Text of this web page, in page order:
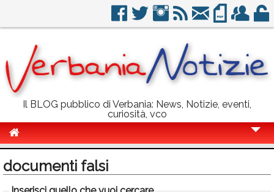
Il BLOG pubblico di Verbania: News, Notizie, eventi,
curiosità, vco
Politica
documenti falsi